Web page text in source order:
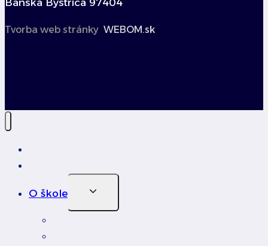
Tvorba web stránky WEBOM.sk
O škole
Toggle
Menu